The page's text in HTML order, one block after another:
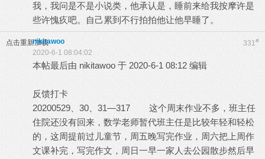
我，我问是不是小说类，他承认是，睡前来给我按摩许是
些许愧疚吧。自己累到不行拍拍他让他早睡了。
点击重新加载 331#
nikitawoo
2020-6-1 08:04:02
本帖最后由 nikitawoo 于 2020-6-1 08:12 编辑
反馈打卡
20200529、30、31—317 这个周末作业不多，班主任
住院还没有回来，数学老师暂代班主任是比较年轻和轻松
的，这周提前过儿童节，周五晚写完作业，周六把上周作
文课补完，写完作文，周日一早一家人去公园散步然后早